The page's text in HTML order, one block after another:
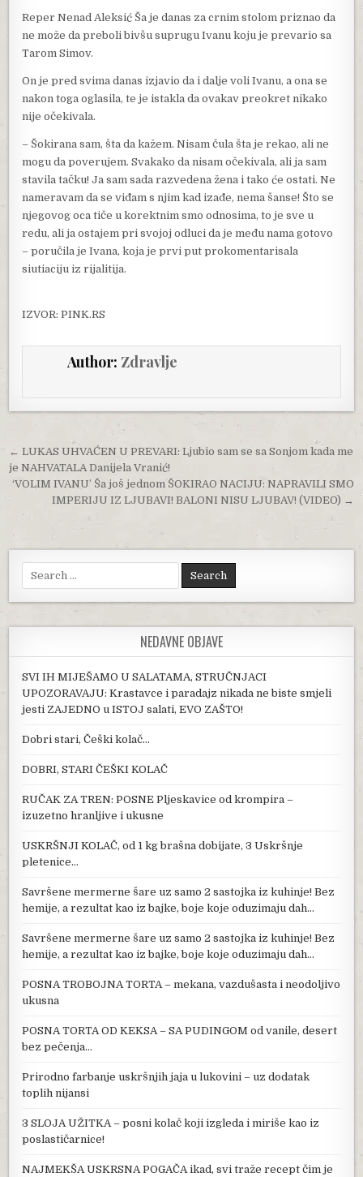
Reper Nenad Aleksić Ša je danas za crnim stolom priznao da
ne može da preboli bivšu suprugu Ivanu koju je prevario sa
Tarom Simov.
On je pred svima danas izjavio da i dalje voli Ivanu, a ona se
nakon toga oglasila, te je istakla da ovakav preokret nikako
nije očekivala.
– Šokirana sam, šta da kažem. Nisam čula šta je rekao, ali ne
mogu da poverujem. Svakako da nisam očekivala, ali ja sam
stavila tačku! Ja sam sada razvedena žena i tako će ostati. Ne
nameravam da se viđam s njim kad izađe, nema šanse! Što se
njegovog oca tiče u korektnim smo odnosima, to je sve u
redu, ali ja ostajem pri svojoj odluci da je među nama gotovo
– poručila je Ivana, koja je prvi put prokomentarisala
siutiaciju iz rijalitija.
IZVOR: PINK.RS
Author: Zdravlje
Post navigation
← LUKAS UHVAĆEN U PREVARI: Ljubio sam se sa Sonjom kada me
je NAHVATALA Danijela Vranić!
‘VOLIM IVANU’ Ša još jednom ŠOKIRAO NACIJU: NAPRAVILI SMO
IMPERIJU IZ LJUBAVI! BALONI NISU LJUBAV! (VIDEO) →
Search for:
NEDAVNE OBJAVE
SVI IH MIJEŠAMO U SALATAMA, STRUČNJACI
UPOZORAVAJU: Krastavce i paradajz nikada ne biste smjeli
jesti ZAJEDNO u ISTOJ salati, EVO ZAŠTO!
Dobri stari, Češki kolač…
DOBRI, STARI ČEŠKI KOLAČ
RUČAK ZA TREN: POSNE Pljeskavice od krompira –
izuzetno hranljive i ukusne
USKRŠNJI KOLAČ, od 1 kg brašna dobijate, 3 Uskršnje
pletenice…
Savršene mermerne šare uz samo 2 sastojka iz kuhinje! Bez
hemije, a rezultat kao iz bajke, boje koje oduzimaju dah…
Savršene mermerne šare uz samo 2 sastojka iz kuhinje! Bez
hemije, a rezultat kao iz bajke, boje koje oduzimaju dah…
POSNA TROBOJNA TORTA – mekana, vazdušasta i neodoljivo
ukusna
POSNA TORTA OD KEKSA – SA PUDINGOM od vanile, desert
bez pečenja…
Prirodno farbanje uskršnjih jaja u lukovini – uz dodatak
toplih nijansi
3 SLOJA UŽITKA – posni kolač koji izgleda i miriše kao iz
poslastičarnice!
NAJMEKŠA USKRSNA POGAČA ikad, svi traže recept čim je